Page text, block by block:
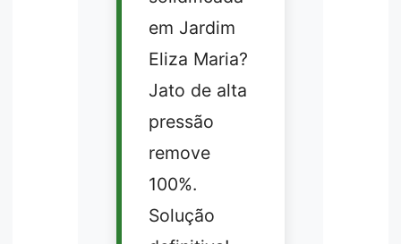
em Jardim
Eliza Maria?
Jato de alta
pressão
remove
100%.
Solução